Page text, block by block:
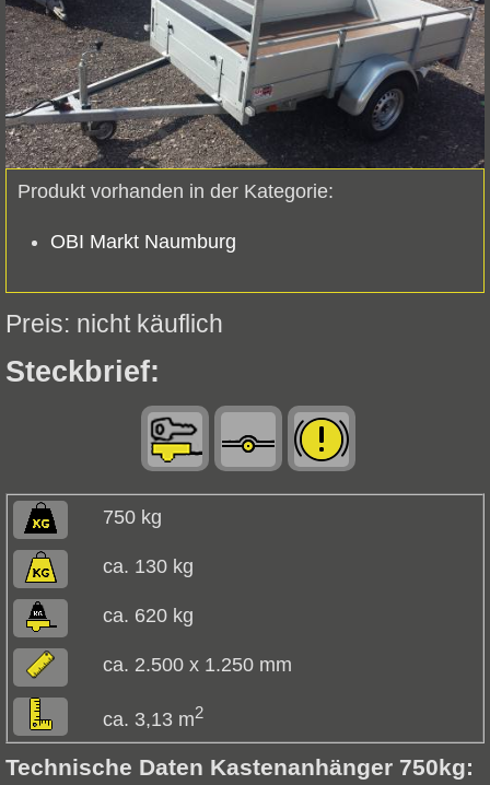
Produkt vorhanden in der Kategorie:
OBI Markt Naumburg
nicht käuflich
Steckbrief:
750 kg
ca. 130 kg
ca. 620 kg
ca. 2.500 x 1.250 mm
ca. 3,13 m2
Technische Daten Kastenanhänger 750kg:
Cookie Einstellungen